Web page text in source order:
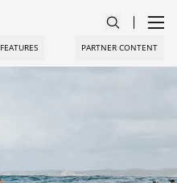
FEATURES PARTNER CONTENT